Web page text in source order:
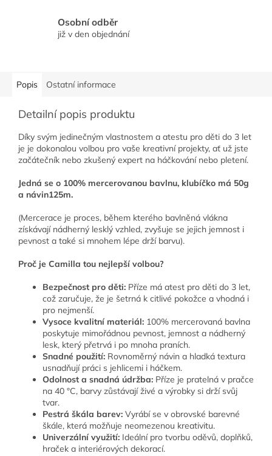
Osobní odběr
již v den objednání
Popis Ostatní informace
Detailní popis produktu
Díky svým jedinečným vlastnostem a atestu pro děti do 3 let
je je dokonalou volbou pro vaše kreativní projekty, ať už jste
začátečník nebo zkušený expert na háčkování nebo pletení.
Jedná se o 100% mercerovanou bavlnu, klubíčko má 50g
a návin125m.
(Mercerace je proces, během kterého bavlněná vlákna
získávají nádherný lesklý vzhled, zvyšuje se jejich jemnost i
pevnost a také si mnohem lépe drží barvu).
Proč je Camilla tou nejlepší volbou?
Bezpečnost pro děti: Příze má atest pro děti do 3 let,
což zaručuje, že je šetrná k citlivé pokožce a vhodná i
pro nejmenší.
Vysoce kvalitní materiál: 100% mercerovaná bavlna
poskytuje mimořádnou pevnost, jemnost a nádherný
lesk, který přetrvá i po mnoha praních.
Snadné použití: Rovnoměrný návin a hladká textura
usnadňují práci s jehlicemi i háčkem.
Odolnost a snadná údržba: Příze je pratelná v pračce
na 40 °C, barvy zůstávají živé a výrobky si drží svůj
tvar.
Pestrá škála barev: Vyrábí se v obrovské barevné
škále, která možňuje neomezenou kreativitu.
Univerzální využití: Ideální pro tvorbu oděvů, doplňků,
hraček a interiérových dekorací.